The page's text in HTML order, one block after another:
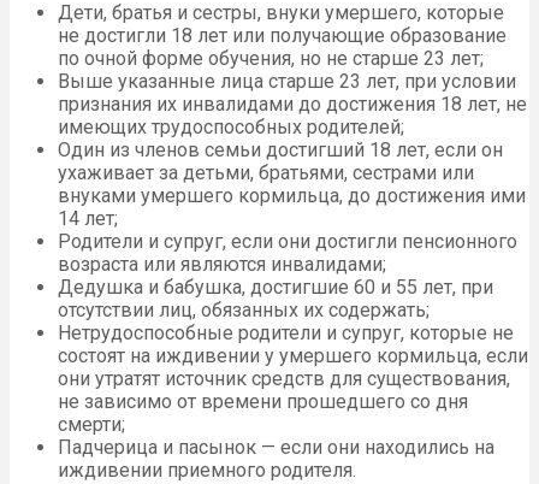
Дети, братья и сестры, внуки умершего, которые
не достигли 18 лет или получающие образование
по очной форме обучения, но не старше 23 лет;
Выше указанные лица старше 23 лет, при условии
признания их инвалидами до достижения 18 лет, не
имеющих трудоспособных родителей;
Один из членов семьи достигший 18 лет, если он
ухаживает за детьми, братьями, сестрами или
внуками умершего кормильца, до достижения ими
14 лет;
Родители и супруг, если они достигли пенсионного
возраста или являются инвалидами;
Дедушка и бабушка, достигшие 60 и 55 лет, при
отсутствии лиц, обязанных их содержать;
Нетрудоспособные родители и супруг, которые не
состоят на иждивении у умершего кормильца, если
они утратят источник средств для существования,
не зависимо от времени прошедшего со дня
смерти;
Падчерица и пасынок — если они находились на
иждивении приемного родителя.